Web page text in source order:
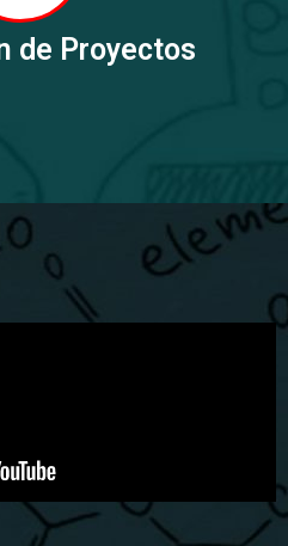
de Proyectos